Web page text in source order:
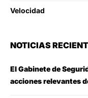
Velocidad
NOTICIAS
El Gabinete de
acciones relevantes